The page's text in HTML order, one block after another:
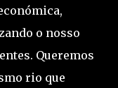
o nosso
Queremos
rio que